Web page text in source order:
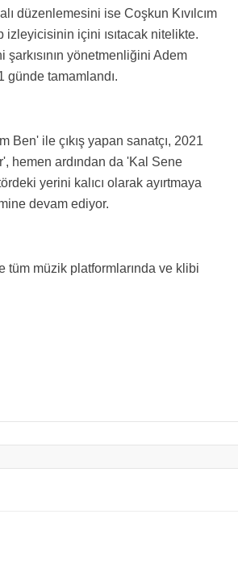
düzenlemesini ise Coşkun Kıvılcım
izleyicisinin içini ısıtacak nitelikte.
yönetmenliğini Adem
günde tamamlandı.
Ben' ile çıkış yapan sanatçı, 2021
hemen ardından da 'Kal Sene
yerini kalıcı olarak ayırtmaya
devam ediyor.
müzik platformlarında ve klibi